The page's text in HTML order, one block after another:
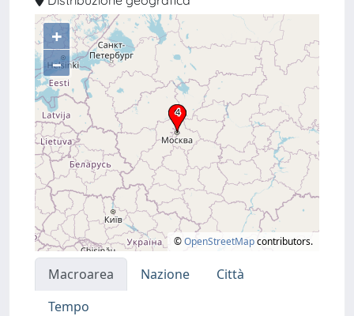
+
–
©OpenStreetMapcontributors.
Macroarea Nazione
Città
Tempo